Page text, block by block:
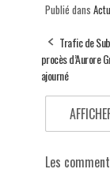
Publié dans
Trafic de
procès d’Aurore
ajourné
Les